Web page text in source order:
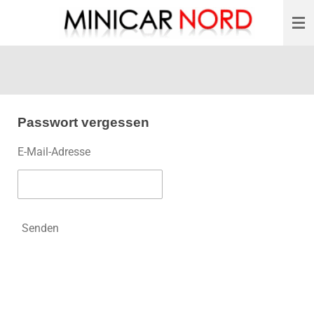
Hauptinhalt
Passwort vergessen
E-Mail-Adresse
Senden